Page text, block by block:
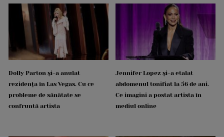
Dolly Parton și-a anulat
rezidența în Las Vegas. Cu ce
probleme de sănătate se
confruntă artista
Jennifer Lopez și-a etalat
abdomenul tonifiat la 56 de ani.
Ce imagini a postat artista în
mediul online